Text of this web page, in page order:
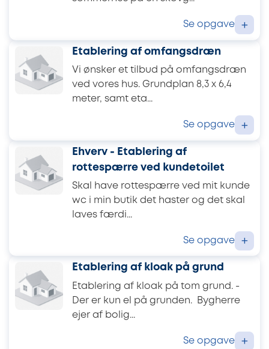
Se opgave +
Etablering af omfangsdræn
Vi ønsker et tilbud på omfangsdræn
ved vores hus. Grundplan 8,3 x 6,4
meter, samt eta...
Se opgave +
Ehverv - Etablering af
rottespærre ved kundetoilet
Skal have rottespærre ved mit kunde
wc i min butik det haster og det skal
laves færdi...
Se opgave +
Etablering af kloak på grund
Etablering af kloak på tom grund. -
Der er kun el på grunden. Bygherre
ejer af bolig...
Se opgave +